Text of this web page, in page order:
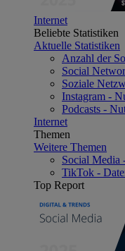
Internet
Beliebte Statistiken
Aktuelle Statistiken
Anzahl der
Social
Soziale
Instagram -
Podcasts -
Internet
Themen
Weitere Themen
Social Media
TikTok -
Top Report